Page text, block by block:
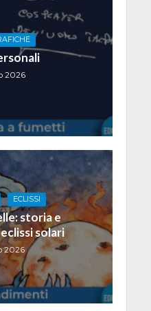
2026
ECLISSI
storia e
solari
2026